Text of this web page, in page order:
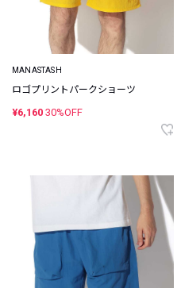
MANASTASH
ロゴプリントパークショーツ
¥6,160 30%OFF